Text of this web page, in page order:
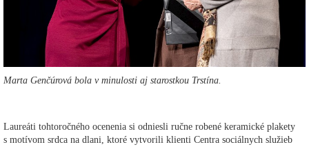
Marta Genčúrová bola v minulosti aj starostkou Trstína.
Laureáti tohtoročného ocenenia si odniesli ručne robené keramické plakety
s motívom srdca na dlani, ktoré vytvorili klienti Centra sociálnych služieb